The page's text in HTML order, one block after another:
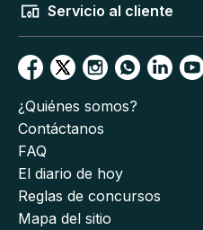
Servicio al cliente
¿Quiénes somos?
Contáctanos
FAQ
El diario de hoy
Reglas de concursos
Mapa del sitio